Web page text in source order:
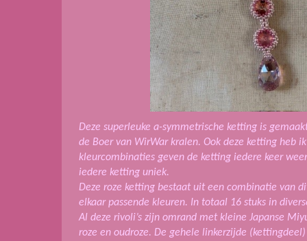
Deze superleuke a-symmetrische ketting is
de Boer van WirWar kralen. Ook deze ketting heb
kleurcombinaties geven de ketting iedere keer
iedere ketting uniek.
Deze roze ketting bestaat uit een combinatie van
elkaar passende kleuren. In totaal 16 stuks in
Al deze rivoli’s zijn omrand met kleine Japanse
roze en oudroze. De gehele linkerzijde